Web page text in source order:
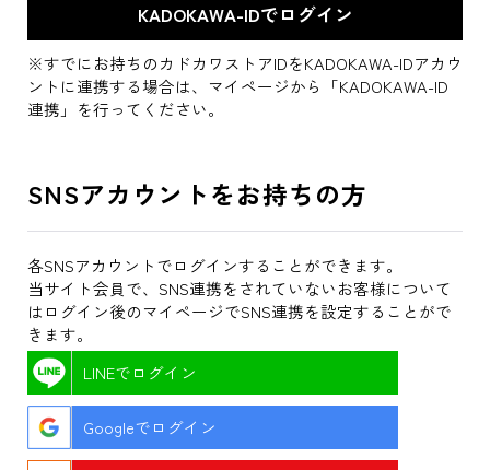
※すでにお持ちのカドカワストアIDをKADOKAWA-IDアカウ
ントに連携する場合は、マイページから「KADOKAWA-ID
連携」を行ってください。
SNSアカウントをお持ちの方
各SNSアカウントでログインすることができます。
当サイト会員で、SNS連携をされていないお客様について
はログイン後のマイページでSNS連携を設定することがで
きます。
LINEでログイン
Googleでログイン